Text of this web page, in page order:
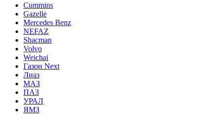
Cummins
Gazelle
Mercedes Benz
NEFAZ
Shacman
Volvo
Weichai
Газон Next
Лиаз
МАЗ
ПАЗ
УРАЛ
ЯМЗ